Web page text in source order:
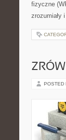
fizyczne
zrozumiały
POSTED